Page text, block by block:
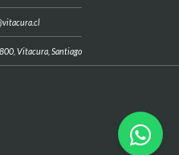
Vitacura, Santiago